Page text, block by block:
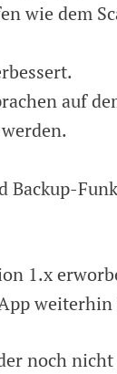
wie dem
auf
Backup-
1.x
noch